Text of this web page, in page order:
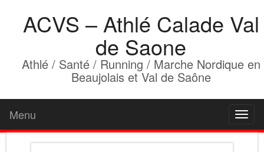
ACVS – Athlé Calade Val
de Saone
Athlé / Santé / Running / Marche Nordique en
Beaujolais et Val de Saône
Menu